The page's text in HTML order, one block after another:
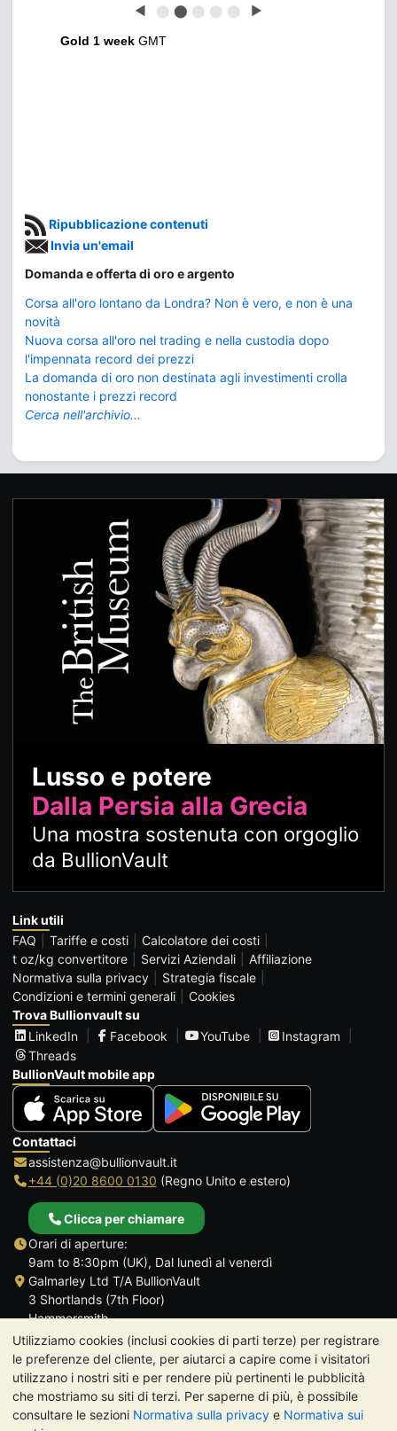
Utilizziamo cookies (inclusi cookies di parti terze) per registrare
le preferenze del cliente, per aiutarci a capire come i visitatori
utilizzano i nostri siti e per rendere più pertinenti le pubblicità
che mostriamo su siti di terzi. Per saperne di più, è possibile
consultare le sezioni Normativa sulla privacy e Normativa sui
◀ ⬤ ⬤ ⬤ ⬤ ⬤ ▶
Gold 1 week GMT
Ripubblicazione contenuti
Invia un'email
Domanda e offerta di oro e argento
Corsa all'oro lontano da Londra? Non è vero, e non è una
novità
Nuova corsa all'oro nel trading e nella custodia dopo
l'impennata record dei prezzi
La domanda di oro non destinata agli investimenti crolla
nonostante i prezzi record
Cerca nell'archivio...
Lusso e potere
Dalla Persia alla Grecia
Una mostra sostenuta con orgoglio
da BullionVault
Link utili
FAQ
Tariffe e costi
Calcolatore dei costi
t oz/kg convertitore
Servizi Aziendali
Affiliazione
Normativa sulla privacy
Strategia fiscale
Condizioni e termini generali
Cookies
Trova Bullionvault su
LinkedIn
Facebook YouTube
Instagram
Threads
BullionVault mobile app
Contattaci
assistenza@bullionvault.it
+44 (0)20 8600 0130 (Regno Unito e estero)
Clicca per chiamare
Orari di aperture:
9am to 8:30pm (UK), Dal lunedì al venerdì
Galmarley Ltd T/A BullionVault
3 Shortlands (7th Floor)
Hammersmith
Londra
W6 8DA
Regno Unito